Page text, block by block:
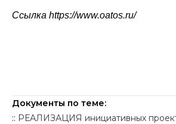
Ссылка https://www.oatos.ru/
Документы по теме:
:: РЕАЛИЗАЦИЯ инициативных